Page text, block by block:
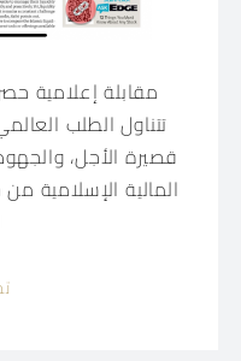
مقابلة إعلامية
تتناول الطلب
قصيرة الأجل،
المالية الإسلامية